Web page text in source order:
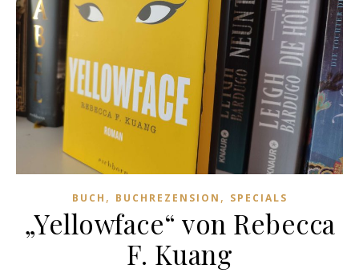
BUCH , BUCHREZENSION , SPECIALS
„Yellowface“ von Rebecca
F. Kuang